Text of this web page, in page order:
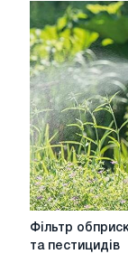
бойлерного
типу
Фільтр
обприскувача
Фільтр
та пестицидів